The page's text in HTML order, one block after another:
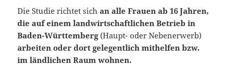
Die Studie richtet sichan alle Frauen ab 16 Jahren,
die auf einem landwirtschaftlichen Betrieb in
Baden-Württemberg(Haupt- oder Nebenerwerb)
arbeiten oder dort gelegentlich mithelfen bzw.
im ländlichen Raum wohnen.